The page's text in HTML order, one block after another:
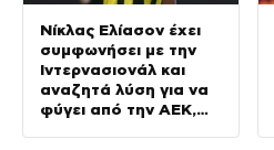
Νίκλας Ελίασον έχει
συμφωνήσει με την
Ιντερνασιονάλ και
αναζητά λύση για να
φύγει από την ΑΕΚ,